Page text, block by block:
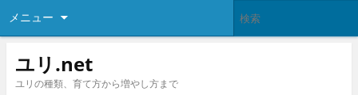
メニュー
ユリ.net
ユリの種類、育て方から増やし方まで